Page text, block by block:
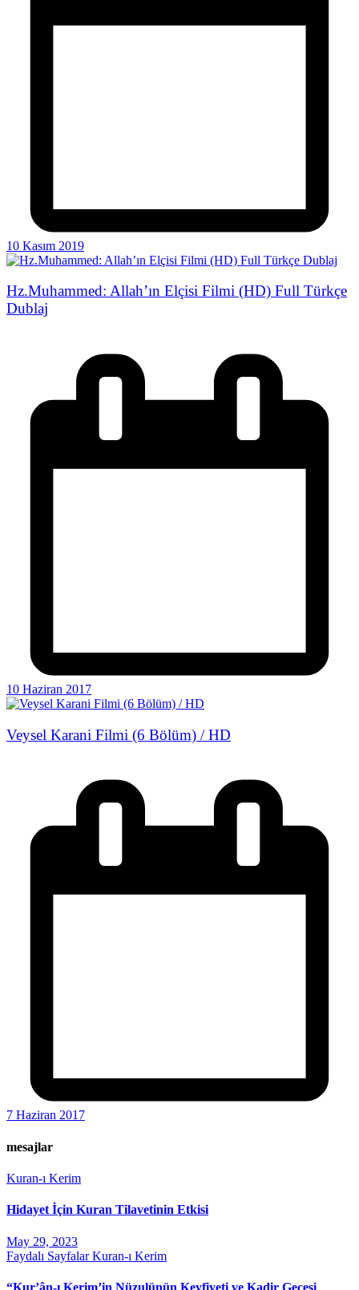
10 Kasım 2019
Hz.Muhammed: Allah’ın Elçisi Filmi (HD) Full Türkçe
Dublaj
10 Haziran 2017
Veysel Karani Filmi (6 Bölüm) / HD
7 Haziran 2017
mesajlar
Kuran-ı Kerim
Hidayet İçin Kuran Tilavetinin Etkisi
May 29, 2023
Faydalı SayfalarKuran-ı Kerim
“Kur’ân-ı Kerim’in Nüzulünün Keyfiyeti ve Kadir Gecesi